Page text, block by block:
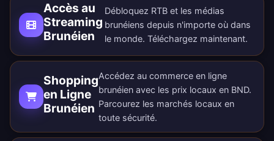
Accès au
Streaming
Brunéien
Débloquez RTB et les médias
brunéiens depuis n'importe où dans
le monde. Téléchargez maintenant.
Shopping
en Ligne
Brunéien
Accédez au commerce en ligne
brunéien avec les prix locaux en BND.
Parcourez les marchés locaux en
toute sécurité.